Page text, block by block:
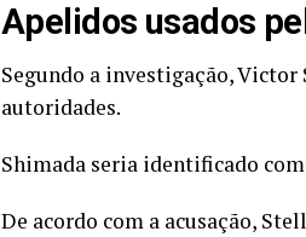
Apelidos usados
Segundo a investigação,
autoridades.
Shimada seria identificado
De acordo com a acusação,